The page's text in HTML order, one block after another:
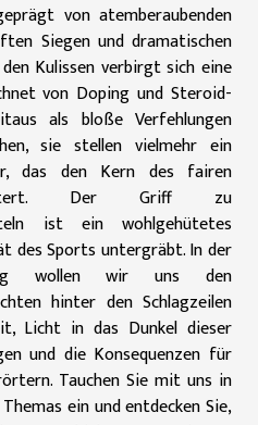
von atemberaubenden
Siegen und dramatischen
Kulissen verbirgt sich eine
von Doping und Steroid-
als bloße Verfehlungen
sie stellen vielmehr ein
das den Kern des fairen
Der Griff zu
ist ein wohlgehütetes
des Sports untergräbt. In der
wollen wir uns den
hinter den Schlagzeilen
Licht in das Dunkel dieser
und die Konsequenzen für
Tauchen Sie mit uns in
ein und entdecken Sie,